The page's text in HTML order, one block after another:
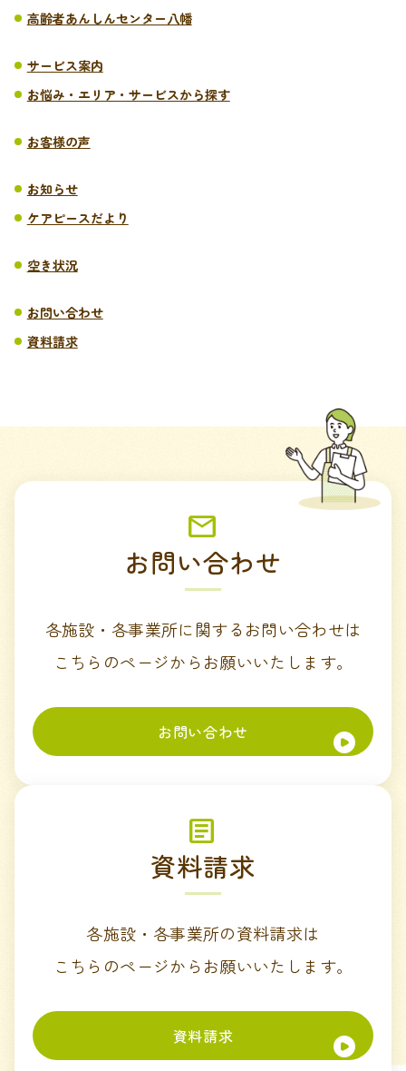
高齢者あんしんセンター八幡
サービス案内
お悩み・エリア・サービスから探す
お客様の声
お知らせ
ケアピースだより
空き状況
お問い合わせ
資料請求
お問い合わせ
各施設・各事業所に関するお問い合わせは
こちらのページからお願いいたします。
お問い合わせ
資料請求
各施設・各事業所の資料請求は
こちらのページからお願いいたします。
資料請求